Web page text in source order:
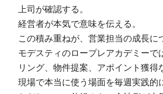
上司が確認する。
経営者が本気で意味を伝える。
この積み重ねが、営業担当の成長に
モデスティのロープレアカデミーで
リング、物件提案、アポイント獲得
現場で本当に使う場面を毎週実践的